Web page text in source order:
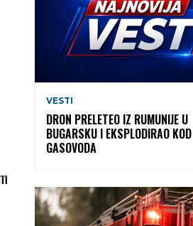
VESTI
DRON PRELETEO IZ RUMUNIJE U
BUGARSKU I EKSPLODIRAO KOD
GASOVODA